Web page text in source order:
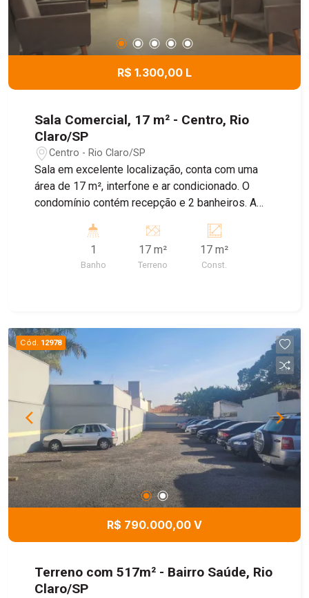
R$ 1.300,00 L
Sala Comercial, 17 m² - Centro, Rio
Claro/SP
Centro - Rio Claro/SP
Sala em excelente localização, conta com uma
área de 17 m², interfone e ar condicionado. O
condomínio contém recepção e 2 banheiros. A
limpeza da área comum.
1
Banho
17 m²
Terreno
17 m²
Const.
Cód. 12978
R$ 790.000,00 V
Terreno com 517m² - Bairro Saúde, Rio
Claro/SP